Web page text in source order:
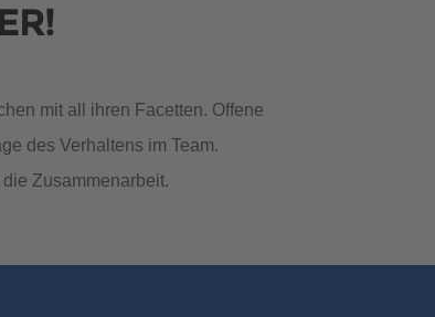
MUSTERHAUS FINDEN
MUSTERHAUS FINDEN
mit all ihren Facetten. Offene
des Verhaltens im Team.
Zusammenarbeit.